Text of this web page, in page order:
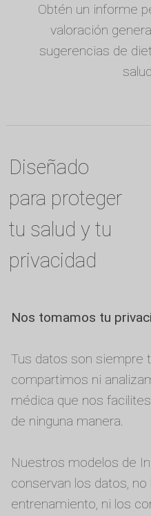
Obtén un informe
valoración
sugerencias de
Diseñado
para proteger
tu salud y tu
privacidad
Nos tomamos tu
Tus datos son siempre
compartimos ni
médica que nos
de ninguna manera.
Nuestros modelos de
conservan los datos, no
entrenamiento, ni los